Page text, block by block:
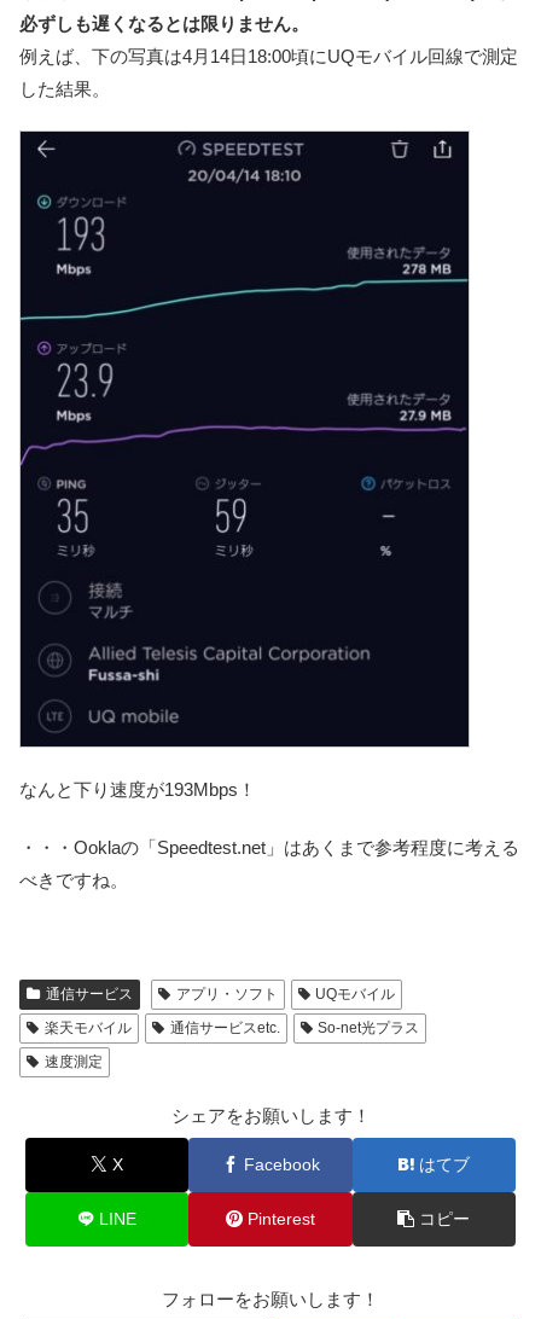
必ずしも遅くなるとは限りません。
例えば、下の写真は4月14日18:00頃にUQモバイル回線で測定
した結果。
なんと下り速度が193Mbps！
・・・Ooklaの「Speedtest.net」はあくまで参考程度に考える
べきですね。
通信サービス アプリ・ソフト
UQモバイル
楽天モバイル
通信サービスetc.
So-net光プラス
速度測定
シェアをお願いします！
X Facebook はてブ
LINE Pinterest コピー
フォローをお願いします！